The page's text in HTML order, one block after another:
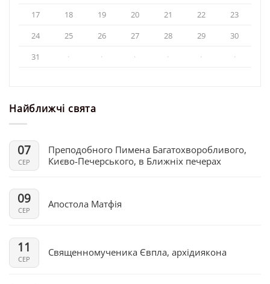
17
18 19 20 21 22
23
24
25 26 27 28 29
30
31
· · · · · ·
Найближчі свята
07
СЕР
Преподобного Пимена Багатохворобливого,
Києво-Печерського, в Ближніх печерах
09
СЕР
Апостола Матфія
11
СЕР
Священномученика Євпла, архідиякона